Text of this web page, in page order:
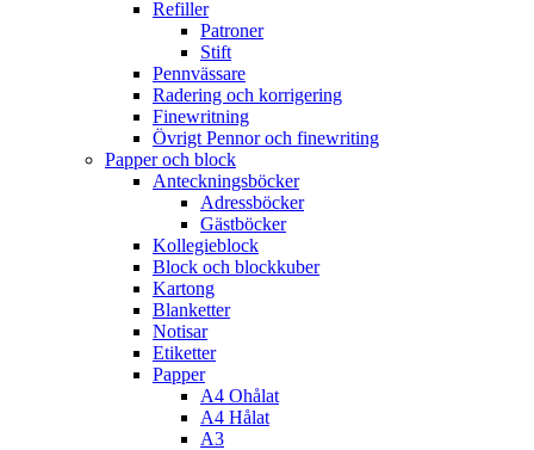
Refiller
Patroner
Stift
Pennvässare
Radering och korrigering
Finewritning
Övrigt Pennor och finewriting
Papper och block
Anteckningsböcker
Adressböcker
Gästböcker
Kollegieblock
Block och blockkuber
Kartong
Blanketter
Notisar
Etiketter
Papper
A4 Ohålat
A4 Hålat
A3